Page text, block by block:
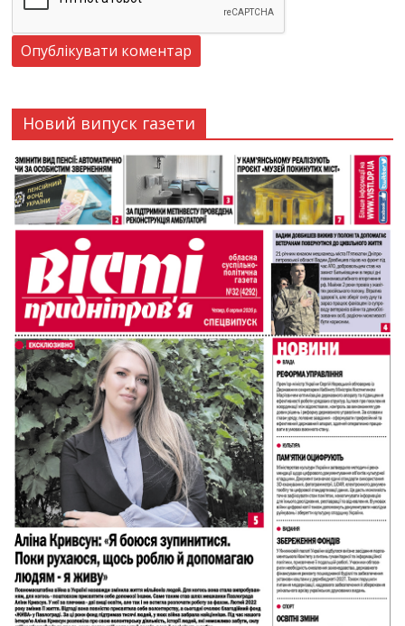
Новий випуск газети